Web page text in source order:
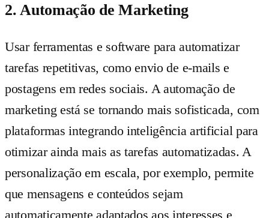
2. Automação de Marketing
Usar ferramentas e software para automatizar
tarefas repetitivas, como envio de e-mails e
postagens em redes sociais. A automação de
marketing está se tornando mais sofisticada, com
plataformas integrando inteligência artificial para
otimizar ainda mais as tarefas automatizadas. A
personalização em escala, por exemplo, permite
que mensagens e conteúdos sejam
automaticamente adaptados aos interesses e